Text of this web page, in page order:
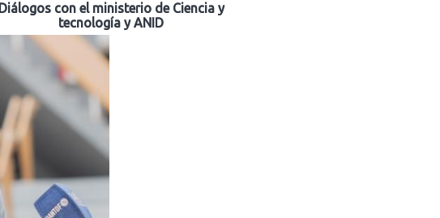
Diálogos con el ministerio de Ciencia y
tecnología y ANID